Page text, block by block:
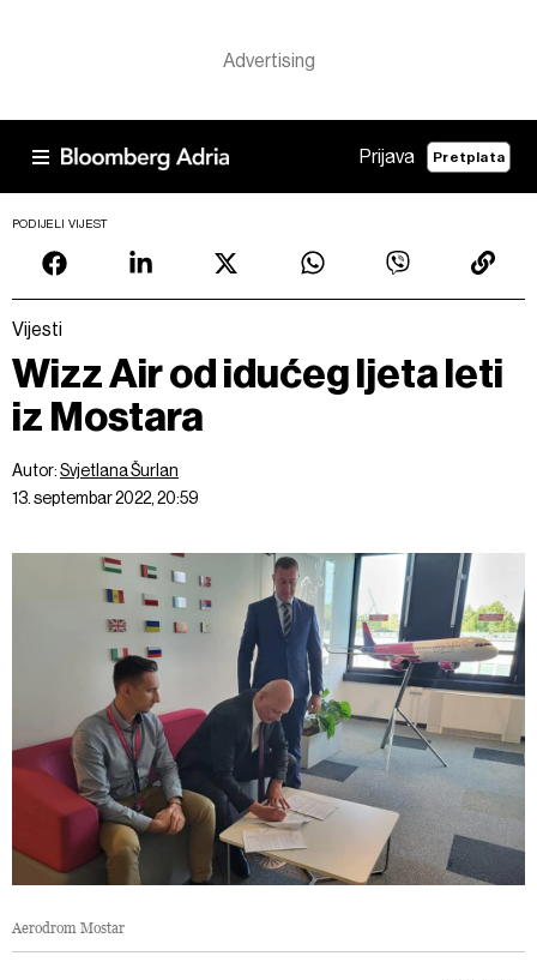
Prijava Pretplata
PODIJELI VIJEST
Vijesti
Wizz Air od idućeg ljeta leti
iz Mostara
Autor:Svjetlana Šurlan
13. septembar 2022, 20:59
Aerodrom Mostar